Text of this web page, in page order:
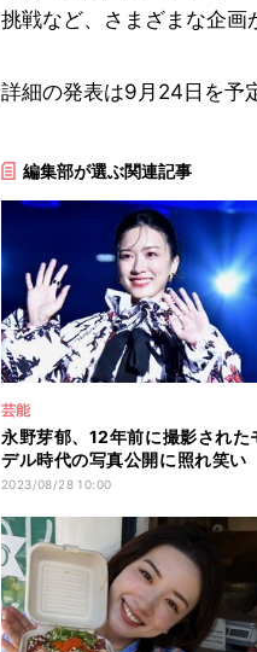
挑戦など、さまざまな企画
詳細の発表は9月24日を予
編集部が選ぶ関連記事
芸能
永野芽郁、12年前に撮影された
デル時代の写真公開に照れ笑い
2023/08/28 10:00